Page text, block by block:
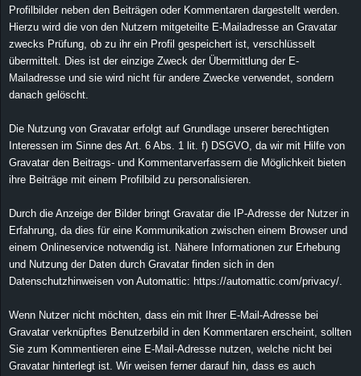
Profilbilder neben den Beiträgen oder Kommentaren dargestellt werden.
Hierzu wird die von den Nutzern mitgeteilte E-Mailadresse an Gravatar
zwecks Prüfung, ob zu ihr ein Profil gespeichert ist, verschlüsselt
übermittelt. Dies ist der einzige Zweck der Übermittlung der E-
Mailadresse und sie wird nicht für andere Zwecke verwendet, sondern
danach gelöscht.
Die Nutzung von Gravatar erfolgt auf Grundlage unserer berechtigten
Interessen im Sinne des Art. 6 Abs. 1 lit. f) DSGVO, da wir mit Hilfe von
Gravatar den Beitrags- und Kommentarverfassern die Möglichkeit bieten
ihre Beiträge mit einem Profilbild zu personalisieren.
Durch die Anzeige der Bilder bringt Gravatar die IP-Adresse der Nutzer in
Erfahrung, da dies für eine Kommunikation zwischen einem Browser und
einem Onlineservice notwendig ist. Nähere Informationen zur Erhebung
und Nutzung der Daten durch Gravatar finden sich in den
Datenschutzhinweisen von Automattic: https://automattic.com/privacy/.
Wenn Nutzer nicht möchten, dass ein mit Ihrer E-Mail-Adresse bei
Gravatar verknüpftes Benutzerbild in den Kommentaren erscheint, sollten
Sie zum Kommentieren eine E-Mail-Adresse nutzen, welche nicht bei
Gravatar hinterlegt ist. Wir weisen ferner darauf hin, dass es auch